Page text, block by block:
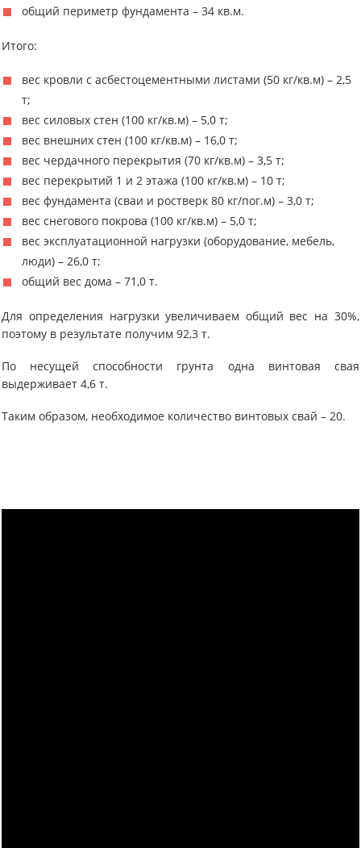
общий периметр фундамента – 34 кв.м.
Итого:
вес кровли с асбестоцементными листами (50 кг/кв.м) – 2,5
т;
вес силовых стен (100 кг/кв.м) – 5,0 т;
вес внешних стен (100 кг/кв.м) – 16,0 т;
вес чердачного перекрытия (70 кг/кв.м) – 3,5 т;
вес перекрытий 1 и 2 этажа (100 кг/кв.м) – 10 т;
вес фундамента (сваи и ростверк 80 кг/пог.м) – 3,0 т;
вес снегового покрова (100 кг/кв.м) – 5,0 т;
вес эксплуатационной нагрузки (оборудование, мебель,
люди) – 26,0 т;
общий вес дома – 71,0 т.
Для определения нагрузки увеличиваем общий вес на 30%,
поэтому в результате получим 92,3 т.
По несущей способности грунта одна винтовая свая
выдерживает 4,6 т.
Таким образом, необходимое количество винтовых свай – 20.